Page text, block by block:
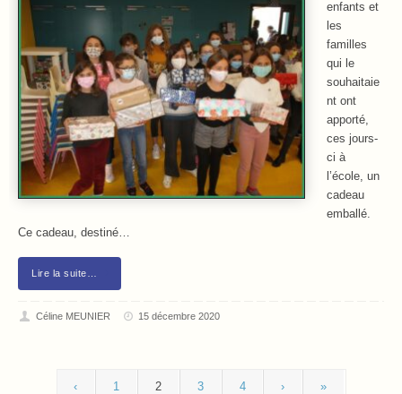
enfants et
les
familles
qui le
souhaitaie
nt ont
apporté,
ces jours-
ci à
l’école, un
cadeau
emballé.
Ce cadeau, destiné…
Lire la suite…
Céline MEUNIER 15 décembre 2020
‹ 1 2 3 4 › »